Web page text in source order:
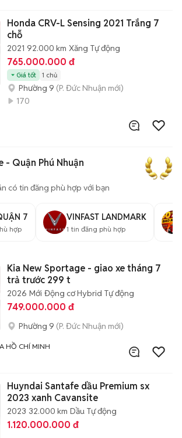
Honda CRV-L Sensing 2021 Trắng 7
chỗ
2021 92.000 km Xăng Tự động
765.000.000 đ
Giá tốt 1 chủ
Phường 9 (P. Đức Nhuận mới)
170
- Quận Phú Nhuận
có tin đăng phù hợp với bạn
7
hợp
VINFAST LANDMARK
1 tin đăng phù hợp
Kia New Sportage - giao xe tháng 7
trả trước 299 t
2026 Mới Động cơ Hybrid Tự động
749.000.000 đ
Phường 9 (P. Đức Nhuận mới)
HỒ CHÍ MINH
Huyndai Santafe dầu Premium sx
2023 xanh Cavansite
2023 32.000 km Dầu Tự động
1.120.000.000 đ